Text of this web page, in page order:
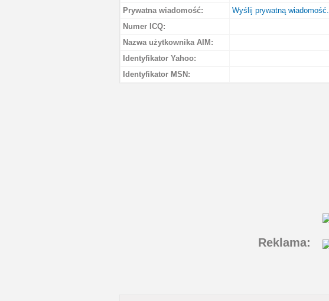
Prywatna wiadomość:
Wyślij prywatną wiadomość.
Numer ICQ:
Nazwa użytkownika AIM:
Identyfikator Yahoo:
Identyfikator MSN:
Reklama: